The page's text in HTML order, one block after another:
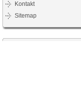
Kontakt
Sitemap